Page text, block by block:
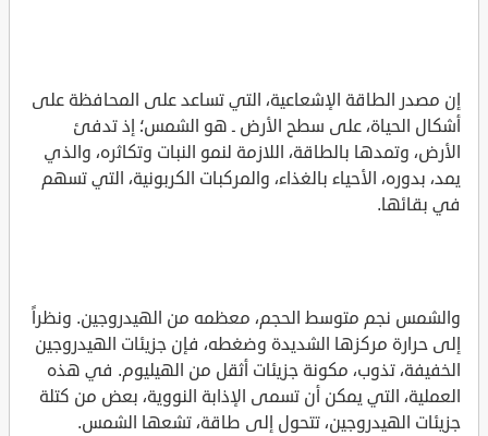
إن مصدر الطاقة الإشعاعية، التي تساعد على المحافظة على
أشكال الحياة، على سطح الأرض ـ هو الشمس؛ إذ تدفئ
الأرض، وتمدها بالطاقة، اللازمة لنمو النبات وتكاثره، والذي
يمد، بدوره، الأحياء بالغذاء، والمركبات الكربونية، التي تسهم
في بقائها.
والشمس نجم متوسط الحجم، معظمه من الهيدروجين. ونظراً
إلى حرارة مركزها الشديدة وضغطه، فإن جزيئات الهيدروجين
الخفيفة، تذوب، مكونة جزيئات أثقل من الهيليوم. في هذه
العملية، التي يمكن أن تسمى الإذابة النووية، بعض من كتلة
جزيئات الهيدروجين، تتحول إلى طاقة، تشعها الشمس.